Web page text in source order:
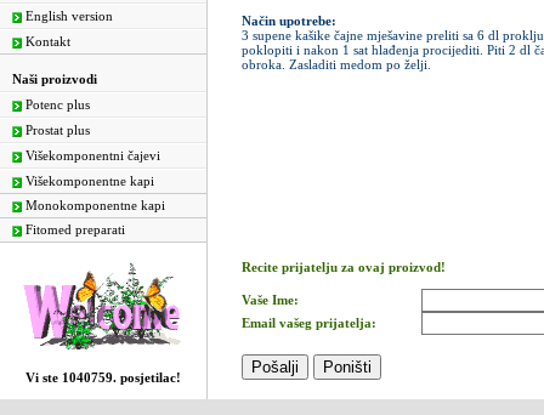
English version
Kontakt
Naši proizvodi
Potenc plus
Prostat plus
Višekomponentni čajevi
Višekomponentne kapi
Monokomponentne kapi
Fitomed preparati
Vi ste 1040759. posjetilac!
Način upotrebe:
3 supene kašike čajne mješavine preliti sa 6 dl
poklopiti i nakon 1 sat hlađenja procijediti. Piti 2 dl
obroka. Zasladiti medom po želji.
Recite prijatelju za ovaj proizvod!
Vaše Ime:
Email vašeg prijatelja: